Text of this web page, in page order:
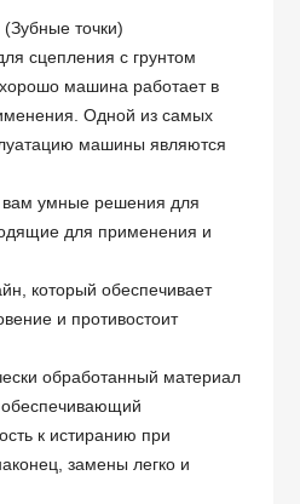
точки)
сцепления с грунтом
машина работает в
Одной из самых
машины являются
умные решения для
для применения и
который обеспечивает
и противостоит
обработанный материал
обеспечивающий
к истиранию при
замены легко и